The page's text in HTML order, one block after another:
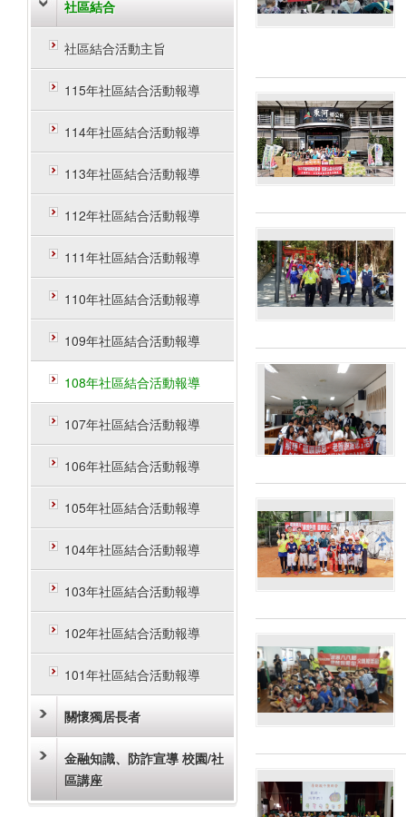
社區結合
社區結合活動主旨
115年社區結合活動報導
114年社區結合活動報導
113年社區結合活動報導
112年社區結合活動報導
111年社區結合活動報導
110年社區結合活動報導
109年社區結合活動報導
108年社區結合活動報導
107年社區結合活動報導
106年社區結合活動報導
105年社區結合活動報導
104年社區結合活動報導
103年社區結合活動報導
102年社區結合活動報導
101年社區結合活動報導
關懷獨居長者
金融知識、防詐宣導 校園/社
區講座